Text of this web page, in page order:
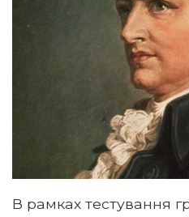
В рамках тестування